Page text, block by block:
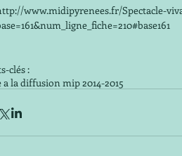
www.midipyrenees.fr/Spectacle-
clés :
a la diffusion mip 2014-2015